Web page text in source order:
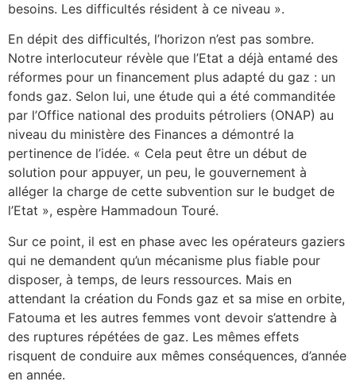
besoins. Les difficultés résident à ce niveau ».
En dépit des difficultés, l’horizon n’est pas sombre.
Notre interlocuteur révèle que l’Etat a déjà entamé des
réformes pour un financement plus adapté du gaz : un
fonds gaz. Selon lui, une étude qui a été commanditée
par l’Office national des produits pétroliers (ONAP) au
niveau du ministère des Finances a démontré la
pertinence de l’idée. « Cela peut être un début de
solution pour appuyer, un peu, le gouvernement à
alléger la charge de cette subvention sur le budget de
l’Etat », espère Hammadoun Touré.
Sur ce point, il est en phase avec les opérateurs gaziers
qui ne demandent qu’un mécanisme plus fiable pour
disposer, à temps, de leurs ressources. Mais en
attendant la création du Fonds gaz et sa mise en orbite,
Fatouma et les autres femmes vont devoir s’attendre à
des ruptures répétées de gaz. Les mêmes effets
risquent de conduire aux mêmes conséquences, d’année
en année.